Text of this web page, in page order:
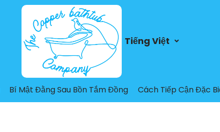
Tiếng Việt
Bí Mật Đằng Sau Bồn Tắm Đồng Cách Tiếp Cận Đặc